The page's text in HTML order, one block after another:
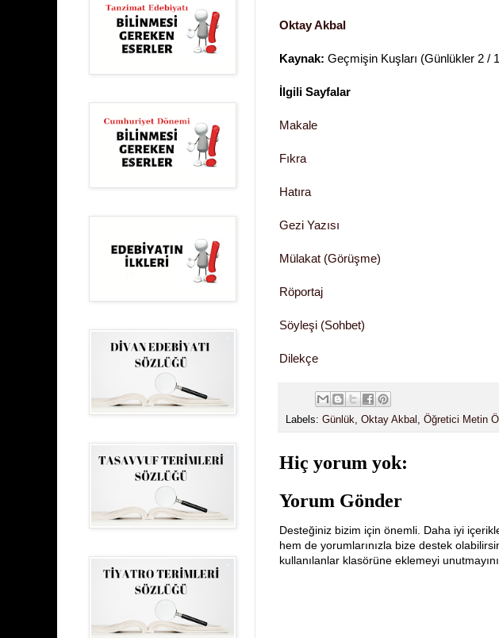
Oktay Akbal
Kaynak: Geçmişin Kuşları (Günlükler 2 /
İlgili Sayfalar
Makale
Fıkra
Hatıra
Gezi Yazısı
Mülakat (Görüşme)
Röportaj
Söyleşi (Sohbet)
Dilekçe
Labels: Günlük, Oktay Akbal , Öğretici Metin
Hiç yorum yok:
Yorum Gönder
Desteğiniz bizim için önemli. Daha iyi
hem de yorumlarınızla bize destek
kullanılanlar klasörüne eklemeyi